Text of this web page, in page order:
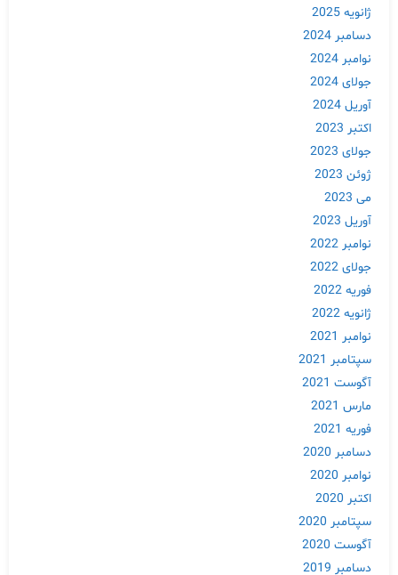
ژانویه 2025
دسامبر 2024
نوامبر 2024
جولای 2024
آوریل 2024
اکتبر 2023
جولای 2023
ژوئن 2023
می 2023
آوریل 2023
نوامبر 2022
جولای 2022
فوریه 2022
ژانویه 2022
نوامبر 2021
سپتامبر 2021
آگوست 2021
مارس 2021
فوریه 2021
دسامبر 2020
نوامبر 2020
اکتبر 2020
سپتامبر 2020
آگوست 2020
دسامبر 2019